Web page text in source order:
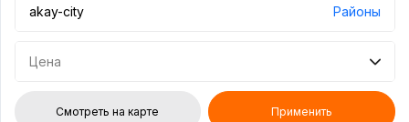
Районы
Цена
Смотреть на карте Применить